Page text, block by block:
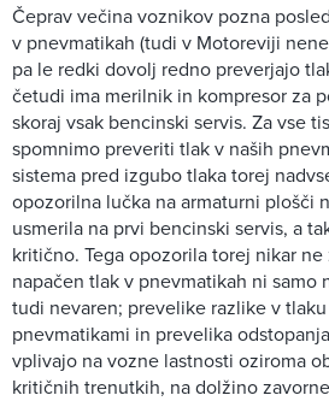
Čeprav večina voznikov pozna
v pnevmatikah (tudi v Motoreviji
pa le redki dovolj redno preverjajo
četudi ima merilnik in kompresor za
skoraj vsak bencinski servis. Za vse
spomnimo preveriti tlak v naših
sistema pred izgubo tlaka torej
opozorilna lučka na armaturni plošči
usmerila na prvi bencinski servis, a
kritično. Tega opozorila torej nikar ne
napačen tlak v pnevmatikah ni samo
tudi nevaren; prevelike razlike v
pnevmatikami in prevelika
vplivajo na vozne lastnosti oziroma
kritičnih trenutkih, na dolžino